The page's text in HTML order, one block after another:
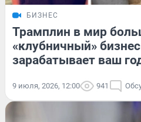
БИЗНЕС
Трамплин в мир
«клубничный»
зарабатывает ваш
9 июля, 2026, 12:00 941